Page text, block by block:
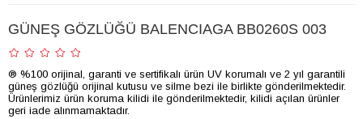
GÜNEŞ GÖZLÜĞÜ BALENCIAGA BB0260S 003
® %100 orijinal, garanti ve sertifikalı ürün UV korumalı ve 2 yıl garantili
güneş gözlüğü orijinal kutusu ve silme bezi ile birlikte gönderilmektedir.
Ürünlerimiz ürün koruma kilidi ile gönderilmektedir, kilidi açılan ürünler
geri iade alınmamaktadır.